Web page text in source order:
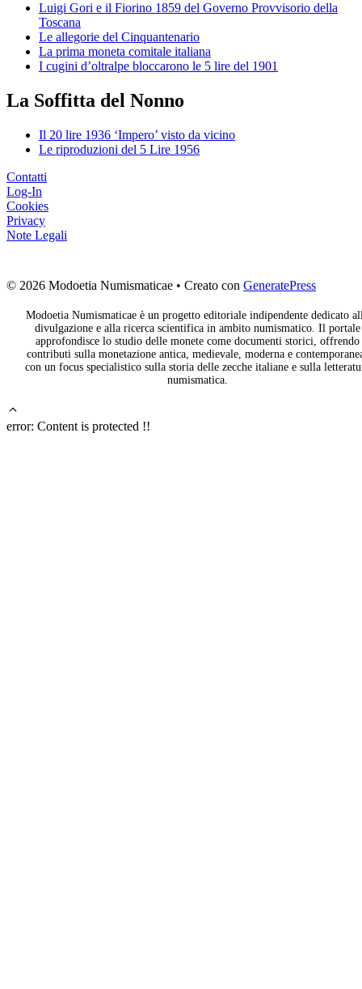
Luigi Gori e il Fiorino 1859 del Governo Provvisorio della
Toscana
Le allegorie del Cinquantenario
La prima moneta comitale italiana
I cugini d’oltralpe bloccarono le 5 lire del 1901
La Soffitta del Nonno
Il 20 lire 1936 ‘Impero’ visto da vicino
Le riproduzioni del 5 Lire 1956
Contatti
Log-In
Cookies
Privacy
Note Legali
© 2026 Modoetia Numismaticae • Creato con GeneratePress
Modoetia Numismaticae è un progetto editoriale indipendente dedicato
divulgazione e alla ricerca scientifica in ambito numismatico. Il portale
approfondisce lo studio delle monete come documenti storici, offrendo
contributi sulla monetazione antica, medievale, moderna e
con un focus specialistico sulla storia delle zecche italiane e sulla
numismatica.
error: Content is protected !!